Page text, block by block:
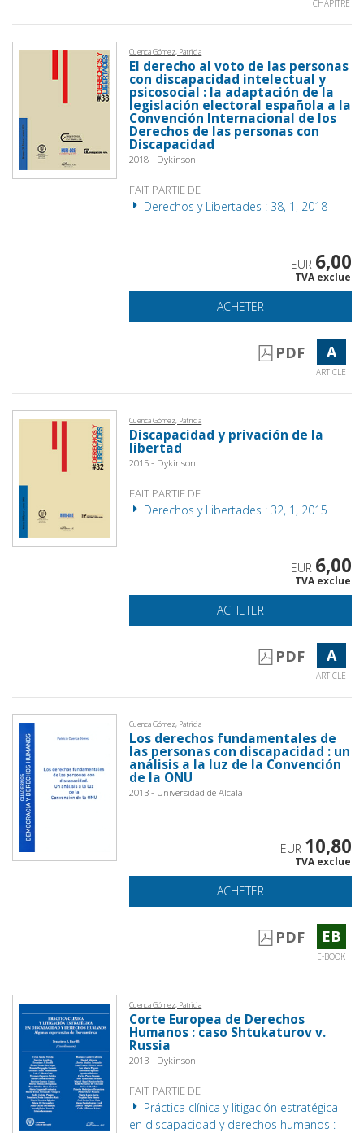
CHAPITRE
Cuenca Gómez, Patricia
El derecho al voto de las personas
con discapacidad intelectual y
psicosocial : la adaptación de la
legislación electoral española a la
Convención Internacional de los
Derechos de las personas con
Discapacidad
2018 - Dykinson
FAIT PARTIE DE
Derechos y Libertades : 38, 1, 2018
EUR 6,00
TVA exclue
ACHETER
PDF A
ARTICLE
Cuenca Gómez, Patricia
Discapacidad y privación de la
libertad
2015 - Dykinson
FAIT PARTIE DE
Derechos y Libertades : 32, 1, 2015
EUR 6,00
TVA exclue
ACHETER
PDF A
ARTICLE
Cuenca Gómez, Patricia
Los derechos fundamentales de
las personas con discapacidad : un
análisis a la luz de la Convención
de la ONU
2013 - Universidad de Alcalá
EUR 10,80
TVA exclue
ACHETER
PDF EB
E-BOOK
Cuenca Gómez, Patricia
Corte Europea de Derechos
Humanos : caso Shtukaturov v.
Russia
2013 - Dykinson
FAIT PARTIE DE
Práctica clínica y litigación estratégica
en discapacidad y derechos humanos :